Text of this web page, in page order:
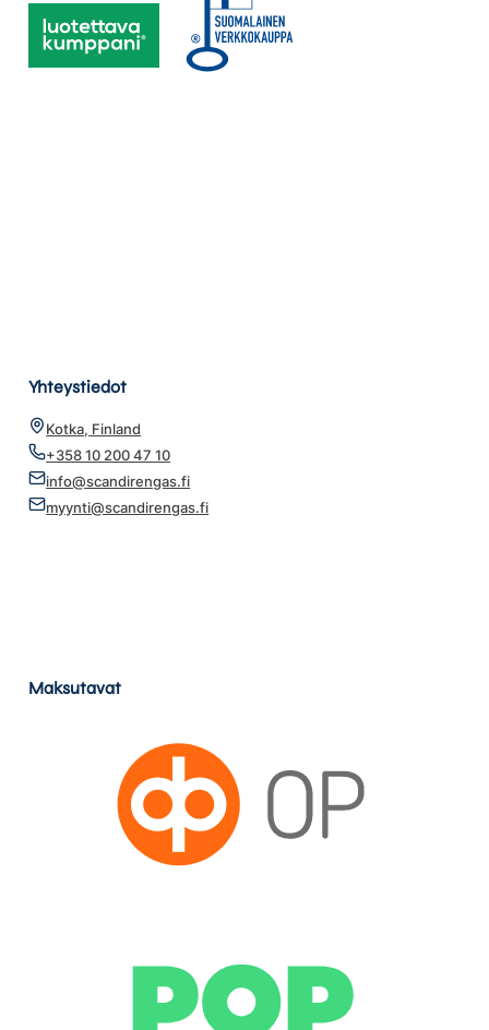
Yhteystiedot
Kotka, Finland
+358 10 200 47 10
info@scandirengas.fi
myynti@scandirengas.fi
Maksutavat